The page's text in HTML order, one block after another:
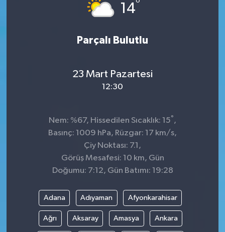
14°
Parçalı Bulutlu
23 Mart Pazartesi
12:30
Nem: %67, Hissedilen Sıcaklık: 15° ,
Basınç: 1009 hPa, Rüzgar: 17 km/s,
Çiy Noktası: 7.1,
Görüş Mesafesi: 10 km, Gün
Doğumu: 7:12, Gün Batımı: 19:28
Adana Adıyaman Afyonkarahisar
Ağrı Aksaray Amasya Ankara